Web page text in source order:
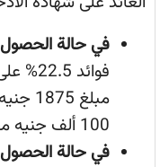
في حالة الحصول
100 ألف جنيه مصري.
في حالة الحصول